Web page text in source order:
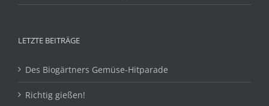
LETZTE BEITRÄGE
Des Biogärtners Gemüse-Hitparade
Richtig gießen!